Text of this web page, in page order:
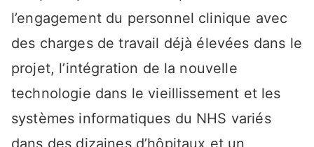
l’engagement du personnel clinique avec
des charges de travail déjà élevées dans le
projet, l’intégration de la nouvelle
technologie dans le vieillissement et les
systèmes informatiques du NHS variés